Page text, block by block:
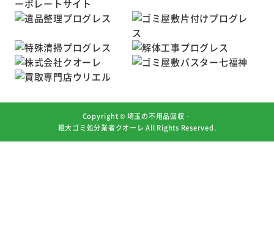
Copyright © 埼玉の不用品回収・
粗大ゴミ処分業者クオーレ All Rights Reserved.